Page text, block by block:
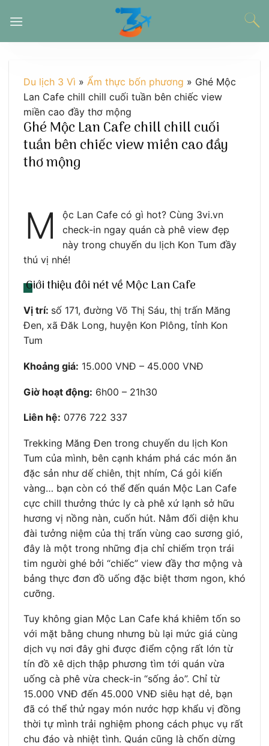
đến
Du lịch 3 Vì » Ẩm thực bốn phương » Ghé Mộc
Lan Cafe chill chill cuối tuần bên chiếc view
miền cao đầy thơ mộng
Ghé Mộc Lan Cafe chill chill cuối
tuần bên chiếc view miền cao đầy
thơ mộng
M
ộc Lan Cafe có gì hot? Cùng 3vi.vn
check-in ngay quán cà phê view đẹp
này trong chuyến du lịch Kon Tum đầy
thú vị nhé!
Giới thiệu đôi nét về Mộc Lan Cafe
Vị trí: số 171, đường Võ Thị Sáu, thị trấn Măng
Đen, xã Đăk Long, huyện Kon Plông, tỉnh Kon
Tum
Khoảng giá: 15.000 VNĐ – 45.000 VNĐ
Giờ hoạt động: 6h00 – 21h30
Liên hệ: 0776 722 337
Trekking Măng Đen trong chuyến du lịch Kon
Tum của mình, bên cạnh khám phá các món ăn
đặc sản như dế chiên, thịt nhím, Cá gỏi kiến
vàng… bạn còn có thể đến quán Mộc Lan Cafe
cực chill thưởng thức ly cà phê xứ lạnh sở hữu
hương vị nồng nàn, cuốn hút. Nằm đối diện khu
đài tưởng niệm của thị trấn vùng cao sương gió,
đây là một trong những địa chỉ chiếm trọn trái
tim người ghé bởi “chiếc” view đầy thơ mộng và
bảng thực đơn đồ uống đặc biệt thơm ngon, khó
cưỡng.
Tuy không gian Mộc Lan Cafe khá khiêm tốn so
với mặt bằng chung nhưng bù lại mức giá cùng
dịch vụ nơi đây ghi được điểm cộng rất lớn từ
tín đồ xê dịch thập phương tìm tới quán vừa
uống cà phê vừa check-in “sống ảo”. Chỉ từ
15.000 VNĐ đến 45.000 VNĐ siêu hạt dẻ, bạn
đã có thể thử ngay món nước hợp khẩu vị đồng
thời tự mình trải nghiệm phong cách phục vụ rất
chu đáo và nhiệt tình. Quán cũng là chốn dừng